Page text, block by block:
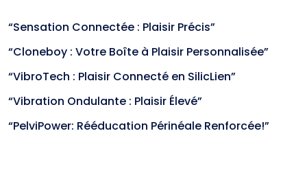
“Sensation Connectée : Plaisir Précis”
“Cloneboy : Votre Boîte à Plaisir Personnalisée”
“VibroTech : Plaisir Connecté en SilicLien”
“Vibration Ondulante : Plaisir Élevé”
“PelviPower: Rééducation Périnéale Renforcée!”